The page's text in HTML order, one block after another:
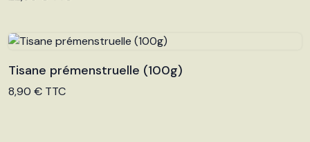
Voir le produit
Tisane prémenstruelle (100g)
8,90 € TTC